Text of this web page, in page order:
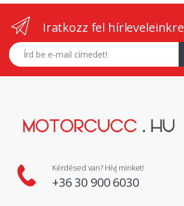
Iratkozz fel hírleveleinkre
E-mail címed
Kérdésed van? Hívj minket!
+36 30 900 6030